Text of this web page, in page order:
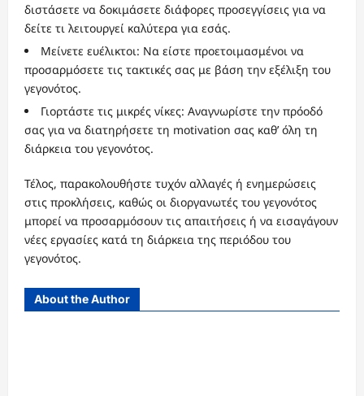
διστάσετε να δοκιμάσετε διάφορες προσεγγίσεις για να
δείτε τι λειτουργεί καλύτερα για εσάς.
Μείνετε ευέλικτοι: Να είστε προετοιμασμένοι να
προσαρμόσετε τις τακτικές σας με βάση την εξέλιξη του
γεγονότος.
Γιορτάστε τις μικρές νίκες: Αναγνωρίστε την πρόοδό
σας για να διατηρήσετε τη motivation σας καθ’ όλη τη
διάρκεια του γεγονότος.
Τέλος, παρακολουθήστε τυχόν αλλαγές ή ενημερώσεις
στις προκλήσεις, καθώς οι διοργανωτές του γεγονότος
μπορεί να προσαρμόσουν τις απαιτήσεις ή να εισαγάγουν
νέες εργασίες κατά τη διάρκεια της περιόδου του
γεγονότος.
About the Author